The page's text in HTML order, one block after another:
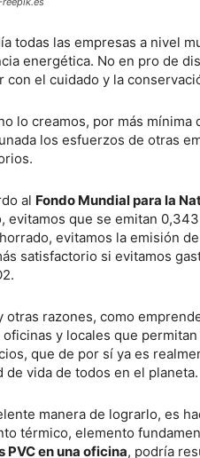
todas las empresas a nivel
energética. No en pro de
con el cuidado y la
lo creamos, por más mínima
los esfuerzos de otras
al Fondo Mundial para la
evitamos que se emitan
evitamos la emisión
satisfactorio si evitamos
otras razones, como
y locales que
que de por sí ya es
de vida de todos en el planeta.
manera de lograrlo, es
térmico, elemento
PVC en una oficina, podría